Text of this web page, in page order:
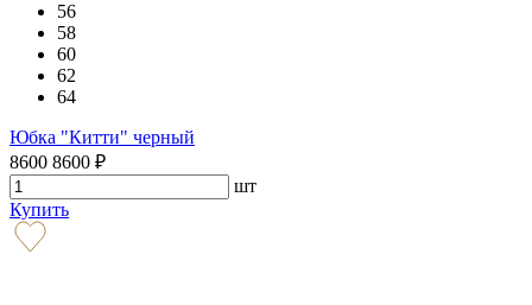
56
58
60
62
64
Юбка "Китти" черный
8600 8600 ₽
шт
Купить